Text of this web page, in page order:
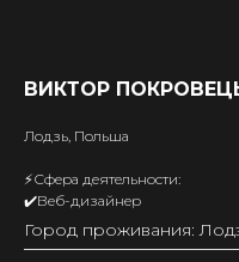
ВИКТОР
Лодзь, Польша
⚡️Сфера деятельности:
✔️Веб-дизайнер
Город проживания: